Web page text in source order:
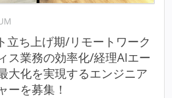
立ち上げ期/リモートワーク
ス業務の効率化/経理AIエー
大化を実現するエンジニア
ーを募集！